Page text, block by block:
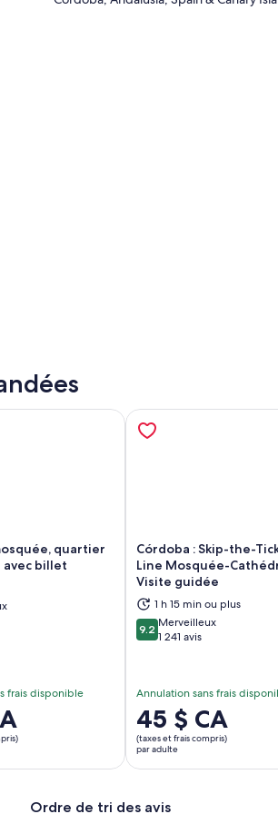
quartier
billet
frais disponible
S’ouvre dans un nouvel onglet
Córdoba : Skip-the-
Line Mosquée-
Visite guidée
1 h 15 min ou plus
9.29.2 sur 10
Merveilleux
1 241 avis
Annulation sans frais
Le
prix
est
de 45 $ CA.
adulte
45 $ CA
(taxes et frais compris)
par adulte
Ordre de tri des avis